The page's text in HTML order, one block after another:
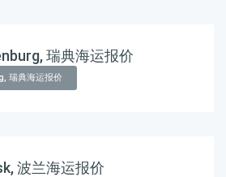
瑞典海运报价
瑞典海运报价
波兰海运报价